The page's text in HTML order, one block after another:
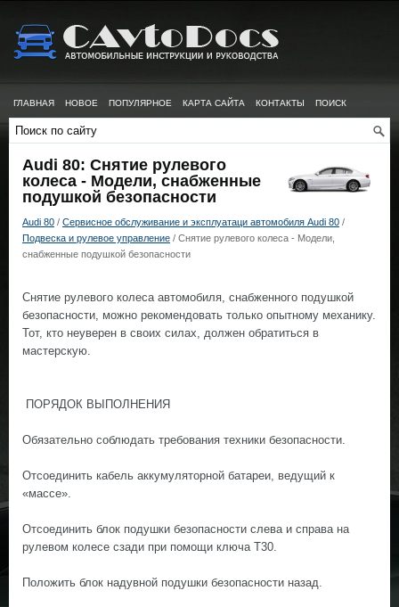
ГЛАВНАЯ НОВОЕ ПОПУЛЯРНОЕ КАРТА САЙТА КОНТАКТЫ ПОИСК
Audi 80: Снятие рулевого
колеса - Модели, снабженные
подушкой безопасности
Audi 80 / Сервисное обслуживание и эксплуатаци автомобиля Audi 80 /
Подвеска и рулевое управление / Снятие рулевого колеса - Модели,
снабженные подушкой безопасности
Снятие рулевого колеса автомобиля, снабженного подушкой
безопасности, можно рекомендовать только опытному механику.
Тот, кто неуверен в своих силах, должен обратиться в
мастерскую.
ПОРЯДОК ВЫПОЛНЕНИЯ
Обязательно соблюдать требования техники безопасности.
Отсоединить кабель аккумуляторной батареи, ведущий к
«массе».
Отсоединить блок подушки безопасности слева и справа на
рулевом колесе сзади при помощи ключа Т30.
Положить блок надувной подушки безопасности назад.